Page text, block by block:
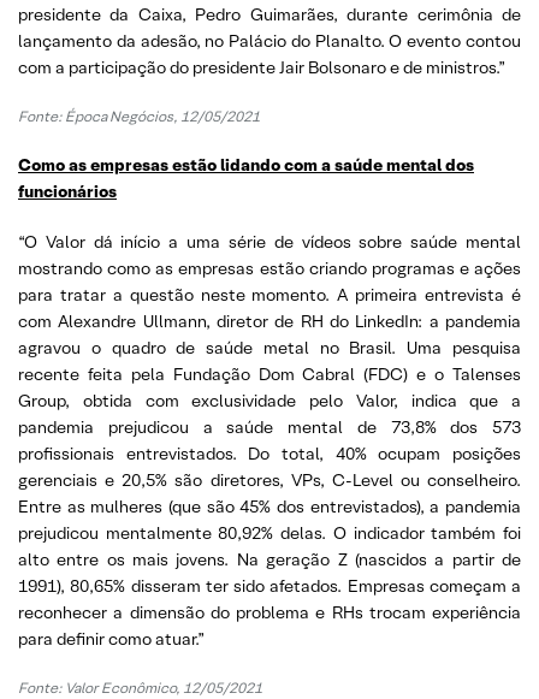
presidente da Caixa, Pedro Guimarães, durante cerimônia de
lançamento da adesão, no Palácio do Planalto. O evento contou
com a participação do presidente Jair Bolsonaro e de ministros.”
Fonte: Época Negócios, 12/05/2021
Como as empresas estão lidando com a saúde mental dos
funcionários
“O Valor dá início a uma série de vídeos sobre saúde mental
mostrando como as empresas estão criando programas e ações
para tratar a questão neste momento. A primeira entrevista é
com Alexandre Ullmann, diretor de RH do LinkedIn: a pandemia
agravou o quadro de saúde metal no Brasil. Uma pesquisa
recente feita pela Fundação Dom Cabral (FDC) e o Talenses
Group, obtida com exclusividade pelo Valor, indica que a
pandemia prejudicou a saúde mental de 73,8% dos 573
profissionais entrevistados. Do total, 40% ocupam posições
gerenciais e 20,5% são diretores, VPs, C-Level ou conselheiro.
Entre as mulheres (que são 45% dos entrevistados), a pandemia
prejudicou mentalmente 80,92% delas. O indicador também foi
alto entre os mais jovens. Na geração Z (nascidos a partir de
1991), 80,65% disseram ter sido afetados. Empresas começam a
reconhecer a dimensão do problema e RHs trocam experiência
para definir como atuar.”
Fonte: Valor Econômico, 12/05/2021